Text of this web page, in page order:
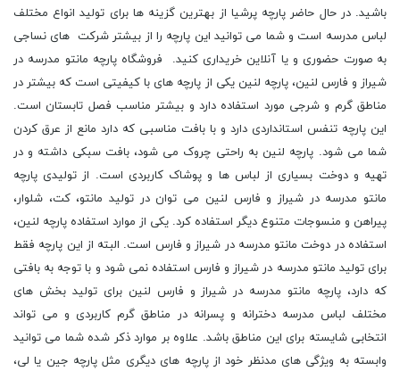
باشید. در حال حاضر پارچه پرشیا از بهترین گزینه ها برای تولید انواع مختلف
لباس مدرسه است و شما می توانید این پارچه را از بیشتر شرکت های نساجی
به صورت حضوری و یا آنلاین خریداری کنید. فروشگاه پارچه مانتو مدرسه در
شیراز و فارس لنین، پارچه لنین یکی از پارچه های با کیفیتی است که بیشتر در
مناطق گرم و شرجی مورد استفاده دارد و بیشتر مناسب فصل تابستان است.
این پارچه تنفس استانداردی دارد و با بافت مناسبی که دارد مانع از عرق کردن
شما می شود. پارچه لنین به راحتی چروک می شود، بافت سبکی داشته و در
تهیه و دوخت بسیاری از لباس ها و پوشاک کاربردی است. از تولیدی پارچه
مانتو مدرسه در شیراز و فارس لنین می توان در تولید مانتو، کت، شلوار،
پیراهن و منسوجات متنوع دیگر استفاده کرد. یکی از موارد استفاده پارچه لنین،
استفاده در دوخت مانتو مدرسه در شیراز و فارس است. البته از این پارچه فقط
برای تولید مانتو مدرسه در شیراز و فارس استفاده نمی شود و با توجه به بافتی
که دارد، پارچه مانتو مدرسه در شیراز و فارس لنین برای تولید بخش های
مختلف لباس مدرسه دخترانه و پسرانه در مناطق گرم کاربردی و می تواند
انتخابی شایسته برای این مناطق باشد. علاوه بر موارد ذکر شده شما می توانید
وابسته به ویژگی های مدنظر خود از پارچه های دیگری مثل پارچه جین یا لی،